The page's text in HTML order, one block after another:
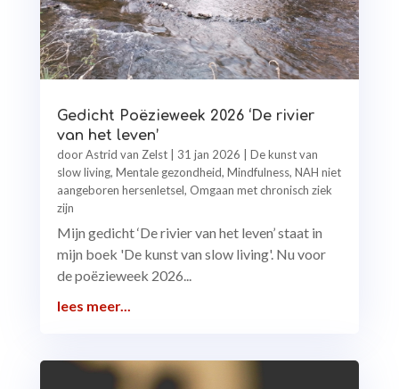
Gedicht Poëzieweek 2026 ‘De rivier
van het leven’
doorAstrid van Zelst| 31 jan 2026
De kunst van
slow living, Mentale gezondheid, Mindfulness, NAH niet
aangeboren hersenletsel, Omgaan met chronisch ziek
zijn
Mijn gedicht ‘De rivier van het leven’ staat in
mijn boek 'De kunst van slow living'. Nu voor
de poëzieweek 2026...
lees meer...